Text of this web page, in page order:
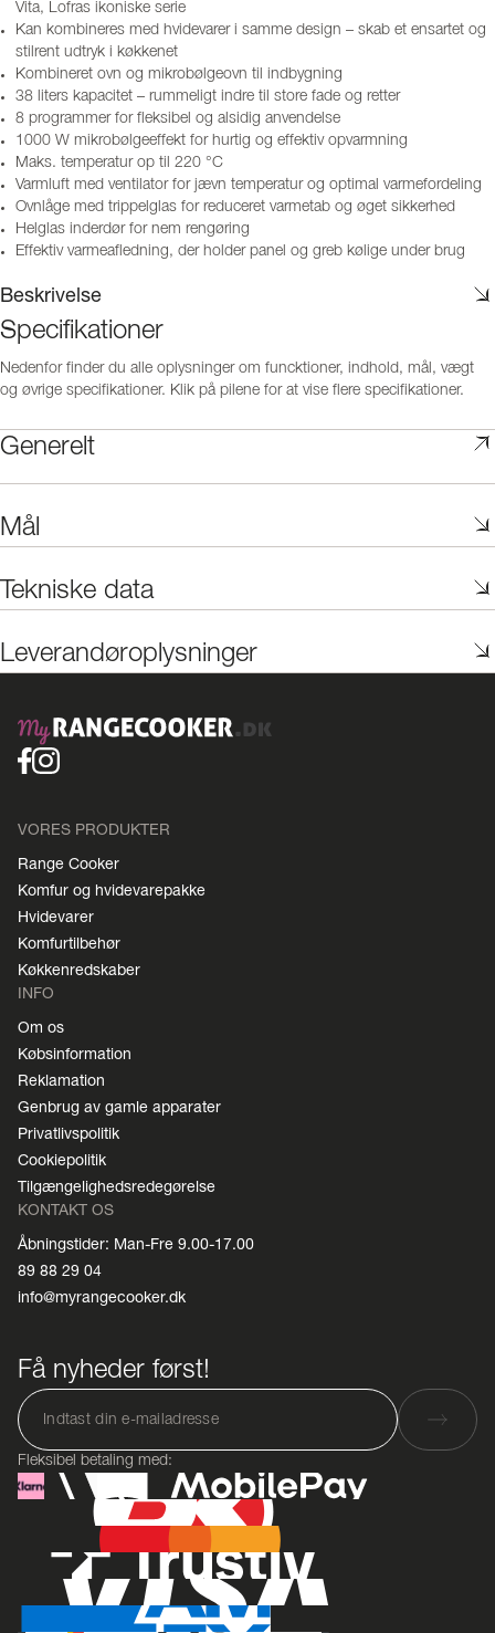
Vita, Lofras ikoniske serie
Kan kombineres med hvidevarer i samme design – skab et ensartet og
stilrent udtryk i køkkenet
Kombineret ovn og mikrobølgeovn til indbygning
38 liters kapacitet – rummeligt indre til store fade og retter
8 programmer for fleksibel og alsidig anvendelse
1000 W mikrobølgeeffekt for hurtig og effektiv opvarmning
Maks. temperatur op til 220 °C
Varmluft med ventilator for jævn temperatur og optimal varmefordeling
Ovnlåge med trippelglas for reduceret varmetab og øget sikkerhed
Helglas inderdør for nem rengøring
Effektiv varmeafledning, der holder panel og greb kølige under brug
Beskrivelse
Specifikationer
Nedenfor finder du alle oplysninger om funcktioner, indhold, mål, vægt
og øvrige specifikationer. Klik på pilene for at vise flere specifikationer.
Generelt
Mål
Tekniske data
Leverandøroplysninger
VORES PRODUKTER
Range Cooker
Komfur og hvidevarepakke
Hvidevarer
Komfurtilbehør
Køkkenredskaber
INFO
Om os
Købsinformation
Reklamation
Genbrug av gamle apparater
Privatlivspolitik
Cookiepolitik
Tilgængelighedsredegørelse
KONTAKT OS
Åbningstider: Man-Fre 9.00-17.00
89 88 29 04
info@myrangecooker.dk
Få nyheder først!
Fleksibel betaling med: